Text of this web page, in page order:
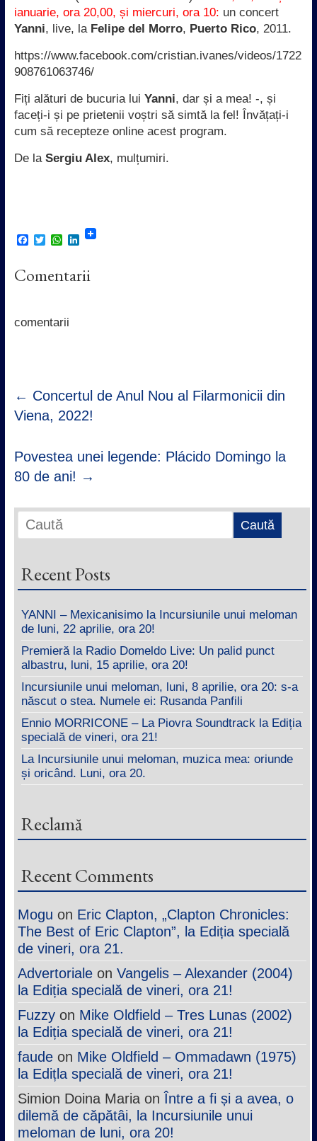
ianuarie, ora 20,00, și miercuri, ora 10: un concert
Yanni, live, la Felipe del Morro, Puerto Rico, 2011.
https://www.facebook.com/cristian.ivanes/videos/1722
908761063746/
Fiți alături de bucuria lui Yanni, dar și a mea! -, și
faceți-i și pe prietenii voștri să simtă la fel! Învățați-i
cum să recepteze online acest program.
De la Sergiu Alex, mulțumiri.
F
e
b
k
T
t
t
W
t
s
p
L
k
e
Comentarii
comentarii
← Concertul de Anul Nou al Filarmonicii din
Viena, 2022!
Povestea unei legende: Plácido Domingo la
80 de ani! →
Recent Posts
YANNI – Mexicanisimo la Incursiunile unui meloman
de luni, 22 aprilie, ora 20!
Premieră la Radio Domeldo Live: Un palid punct
albastru, luni, 15 aprilie, ora 20!
Incursiunile unui meloman, luni, 8 aprilie, ora 20: s-a
născut o stea. Numele ei: Rusanda Panfili
Ennio MORRICONE – La Piovra Soundtrack la Ediția
specială de vineri, ora 21!
La Incursiunile unui meloman, muzica mea: oriunde
și oricând. Luni, ora 20.
Reclamă
Recent Comments
Mogu on Eric Clapton, „Clapton Chronicles:
The Best of Eric Clapton”, la Ediția specială
de vineri, ora 21.
Advertorialeon Vangelis – Alexander (2004)
la Ediția specială de vineri, ora 21!
Fuzzyon Mike Oldfield – Tres Lunas (2002)
la Ediția specială de vineri, ora 21!
faudeon Mike Oldfield – Ommadawn (1975)
la Edițla specială de vineri, ora 21!
Simion Doina MariaonÎntre a fi și a avea, o
dilemă de căpătâi, la Incursiunile unui
meloman de luni, ora 20!